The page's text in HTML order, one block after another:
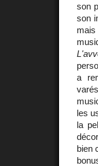
son
son
a
les
la
bien